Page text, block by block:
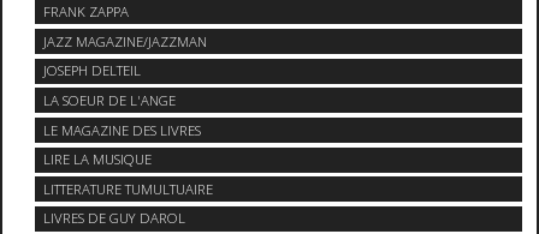
FRANK ZAPPA
JAZZ MAGAZINE/JAZZMAN
JOSEPH DELTEIL
LA SOEUR DE L'ANGE
LE MAGAZINE DES LIVRES
LIRE LA MUSIQUE
LITTERATURE TUMULTUAIRE
LIVRES DE GUY DAROL